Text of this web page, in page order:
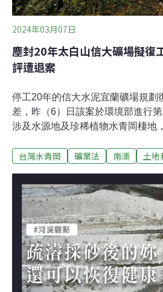
2024年03月07日
塵封20年太白山信大礦場擬復
評遭退案
停工20年的信大水泥宜蘭礦場規劃
差，昨（6）日該案於環境部進行
涉及水源地及珍稀植物水青岡棲地
意租用土地。專案小組最後決議退
於宜蘭南澳太白山的信大水泥第二
31.34公頃，可採礦量共5777萬噸
環評，但因鄰近台泥礦場，兩間公
採，第二礦場第三採掘場則依環評
年。信大水泥去（2023）年提出「
採掘場開發案環境現況差異分析及
開發基地是涵養水源的國有保安林
的珍稀植物水青岡棲地，環委在第
台灣水青岡 礦業法 南澳 土地